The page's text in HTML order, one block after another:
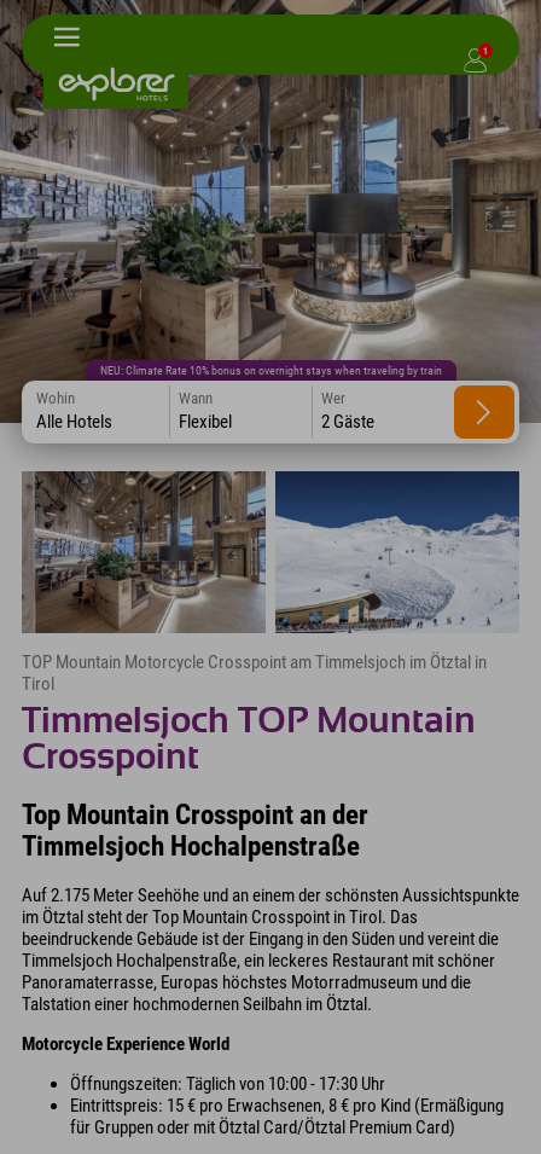
1
NEU: Climate Rate 10% bonus on overnight stays when traveling by train
Wohin
Alle Hotels
Wann
Flexibel
Wer
2 Gäste
TOP Mountain Motorcycle Crosspoint am Timmelsjoch im Ötztal in
Tirol
Timmelsjoch TOP Mountain
Crosspoint
Top Mountain Crosspoint an der
Timmelsjoch Hochalpenstraße
Auf 2.175 Meter Seehöhe und an einem der schönsten Aussichtspunkte
im Ötztal steht der Top Mountain Crosspoint in Tirol. Das
beeindruckende Gebäude ist der Eingang in den Süden und vereint die
Timmelsjoch Hochalpenstraße, ein leckeres Restaurant mit schöner
Panoramaterrasse, Europas höchstes Motorradmuseum und die
Talstation einer hochmodernen Seilbahn im Ötztal.
Motorcycle Experience World
Öffnungszeiten: Täglich von 10:00 - 17:30 Uhr
Eintrittspreis: 15 € pro Erwachsenen, 8 € pro Kind (Ermäßigung
für Gruppen oder mit Ötztal Card/Ötztal Premium Card)